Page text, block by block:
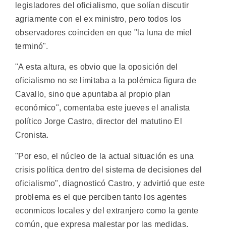
legisladores del oficialismo, que solían discutir
agriamente con el ex ministro, pero todos los
observadores coinciden en que "la luna de miel
terminó".
"A esta altura, es obvio que la oposición del
oficialismo no se limitaba a la polémica figura de
Cavallo, sino que apuntaba al propio plan
económico", comentaba este jueves el analista
político Jorge Castro, director del matutino El
Cronista.
"Por eso, el núcleo de la actual situación es una
crisis política dentro del sistema de decisiones del
oficialismo", diagnosticó Castro, y advirtió que este
problema es el que perciben tanto los agentes
econmicos locales y del extranjero como la gente
común, que expresa malestar por las medidas.